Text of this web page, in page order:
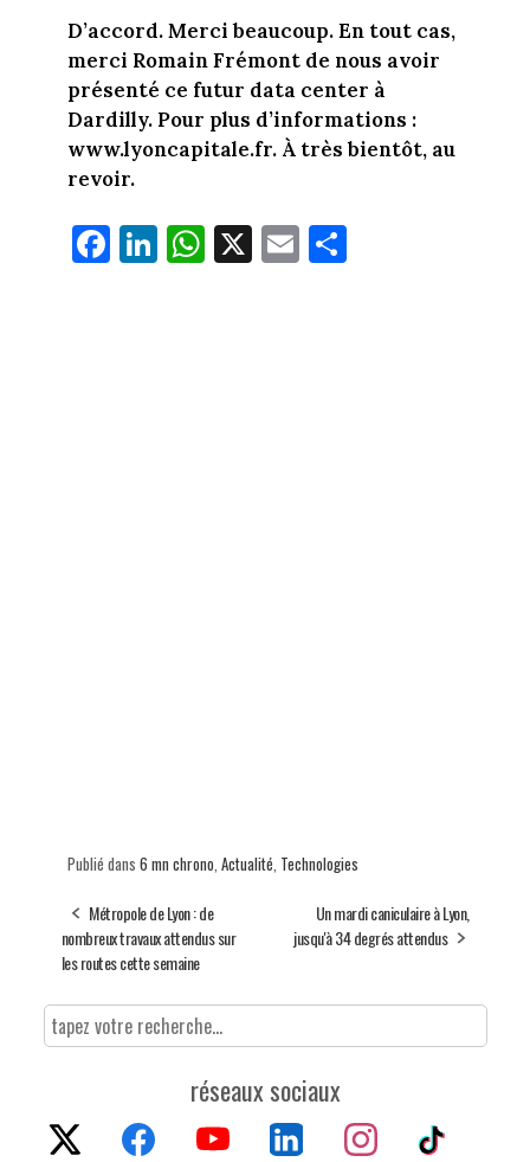
D’accord. Merci beaucoup. En tout cas,
merci Romain Frémont de nous avoir
présenté ce futur data center à
Dardilly. Pour plus d’informations :
www.lyoncapitale.fr. À très bientôt, au
revoir.
Fa
ce
Li
nk
W
ha
X E
m
Pa
Publié dans 6 mn chrono, Actualité, Technologies
Métropole de Lyon : de
nombreux travaux attendus sur
les routes cette semaine
Un mardi caniculaire à Lyon,
jusqu'à 34 degrés attendus
réseaux sociaux